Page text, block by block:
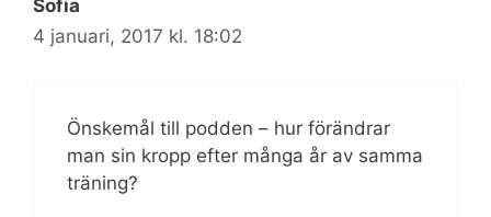
Sofia
4 januari, 2017 kl. 18:02
Önskemål till podden – hur förändrar
man sin kropp efter många år av samma
träning?